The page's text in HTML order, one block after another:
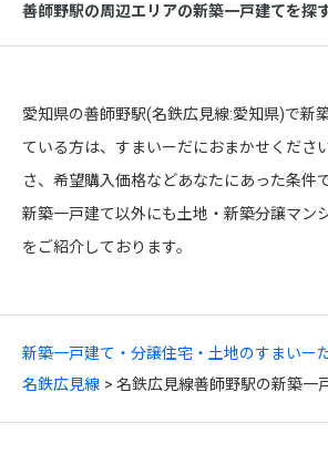
新築一戸建て・分譲住宅・土地のすまいー
名鉄広見線
名鉄広見線善師野駅の新築一
善師野駅の周辺エリアの新築一戸建てを探
愛知県の善師野駅(名鉄広見線:愛知県)で新
ている方は、すまいーだにおまかせくださ
さ、希望購入価格などあなたにあった条件
新築一戸建て以外にも土地・新築分譲マン
をご紹介しております。